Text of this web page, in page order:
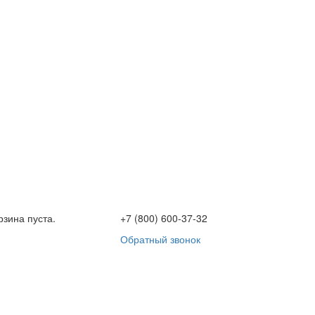
пуста.
+7 (800) 600-37-32
Обратный звонок